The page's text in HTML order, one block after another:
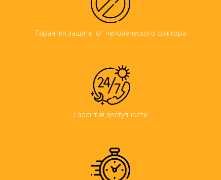
Гарантия защиты от человеческого фактора
Гарантия доступности